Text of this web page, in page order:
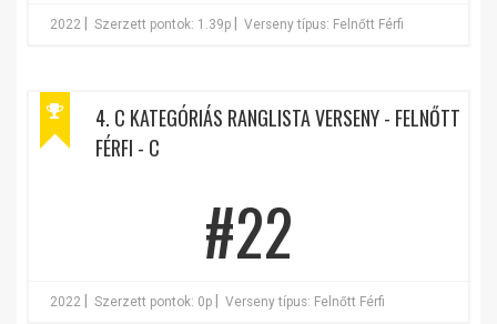
2022 Szerzett pontok: 1.39p Verseny típus: Felnőtt Férfi
4. C KATEGÓRIÁS RANGLISTA VERSENY - FELNŐTT
FÉRFI - C
#22
2022 Szerzett pontok: 0p Verseny típus: Felnőtt Férfi